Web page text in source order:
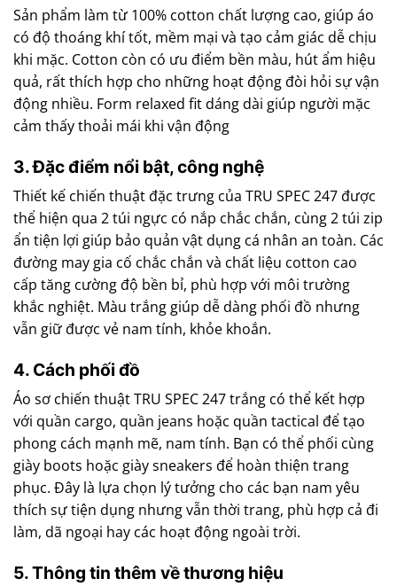
Sản phẩm làm từ 100% cotton chất lượng cao, giúp áo
có độ thoáng khí tốt, mềm mại và tạo cảm giác dễ chịu
khi mặc. Cotton còn có ưu điểm bền màu, hút ẩm hiệu
quả, rất thích hợp cho những hoạt động đòi hỏi sự vận
động nhiều. Form relaxed fit dáng dài giúp người mặc
cảm thấy thoải mái khi vận động
3. Đặc điểm nổi bật, công nghệ
Thiết kế chiến thuật đặc trưng của TRU SPEC 247 được
thể hiện qua 2 túi ngực có nắp chắc chắn, cùng 2 túi zip
ẩn tiện lợi giúp bảo quản vật dụng cá nhân an toàn. Các
đường may gia cố chắc chắn và chất liệu cotton cao
cấp tăng cường độ bền bỉ, phù hợp với môi trường
khắc nghiệt. Màu trắng giúp dễ dàng phối đồ nhưng
vẫn giữ được vẻ nam tính, khỏe khoắn.
4. Cách phối đồ
Áo sơ chiến thuật TRU SPEC 247 trắng có thể kết hợp
với quần cargo, quần jeans hoặc quần tactical để tạo
phong cách mạnh mẽ, nam tính. Bạn có thể phối cùng
giày boots hoặc giày sneakers để hoàn thiện trang
phục. Đây là lựa chọn lý tưởng cho các bạn nam yêu
thích sự tiện dụng nhưng vẫn thời trang, phù hợp cả đi
làm, dã ngoại hay các hoạt động ngoài trời.
5. Thông tin thêm về thương hiệu